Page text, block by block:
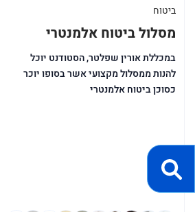
ביטוח
מסלול ביטוח אלמנטרי
במכללת אורין שפלטר, הסטודנט יוכל
להנות ממסלול מקצועי אשר בסופו יוכר
כסוכן ביטוח אלמנטרי